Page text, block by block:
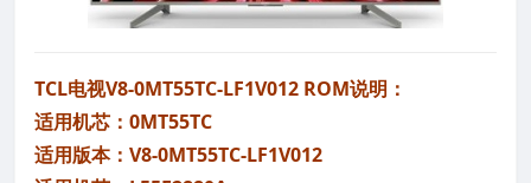
TCL电视V8-0MT55TC-LF1V012 ROM说明：
适用机芯：0MT55TC
适用版本：V8-0MT55TC-LF1V012